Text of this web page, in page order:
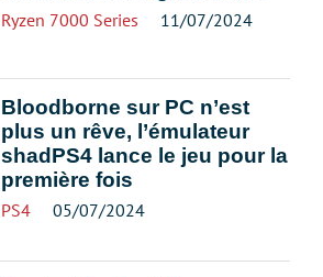
Ryzen 7000 Series 11/07/2024
Bloodborne sur PC n’est
plus un rêve, l’émulateur
shadPS4 lance le jeu pour la
première fois
PS4 05/07/2024